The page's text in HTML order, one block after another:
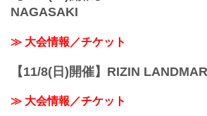
NAGASAKI
≫ 大会情報／チケット
【11/8(日)開催】RIZIN
≫ 大会情報／チケット